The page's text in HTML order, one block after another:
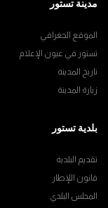
مدينة تستور
الموقع الجغرافي
تستور في عيون الإعلام
تاريخ المدينة
زيارة المدينة
بلدية تستور
تقديم البلدية
قانون اللإطار
المجلس البلدي